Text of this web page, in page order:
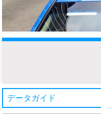
データガイド